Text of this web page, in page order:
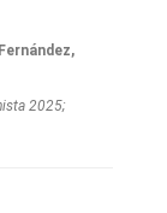
2025;